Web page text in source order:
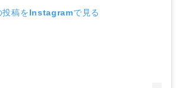
投稿をInstagramで見る